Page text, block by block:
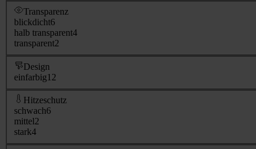
Transparenz
blickdicht6
halb transparent4
transparent2
Design
einfarbig12
Hitzeschutz
schwach6
mittel2
stark4